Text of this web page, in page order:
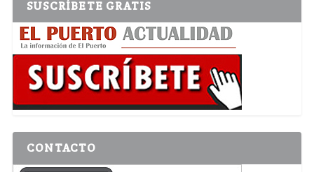
SUSCRÍBETE GRATIS
CONTACTO